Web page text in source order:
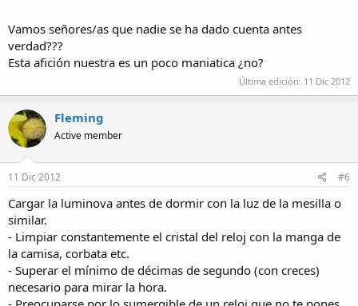
relojes.
-Agudizar el ingenio para que las mdd no se den cuenta de lo que
gastas en relojes.
-Que te echen de menos en los sitios mientras estás conectado al
-
-
-
-
- COPIAR Y AÑADIR
Vamos señores/as que nadie se ha dado cuenta antes
verdad???
Esta afición nuestra es un poco maniatica ¿no?
Última edición: 11 Dic 2012
Fleming
Active member
11 Dic 2012 #6
Cargar la luminova antes de dormir con la luz de la mesilla o
similar.
- Limpiar constantemente el cristal del reloj con la manga de
la camisa, corbata etc.
- Superar el mínimo de décimas de segundo (con creces)
necesario para mirar la hora.